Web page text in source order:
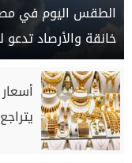
الطقس اليوم في
خانقة والأرصاد